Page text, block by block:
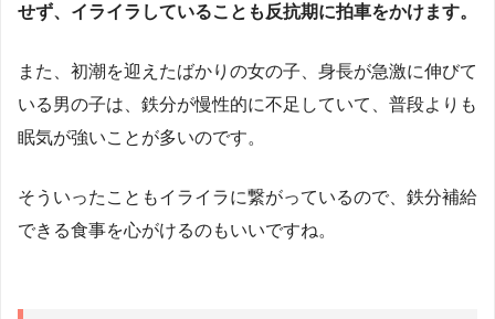
せず、イライラしていることも反抗期に拍車をかけます。
また、初潮を迎えたばかりの女の子、身長が急激に伸びて
いる男の子は、鉄分が慢性的に不足していて、普段よりも
眠気が強いことが多いのです。
そういったこともイライラに繋がっているので、鉄分補給
できる食事を心がけるのもいいですね。